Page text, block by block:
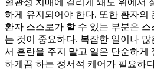
혈관성 치매에 걸리게 돼도 위에서
하게 유지되어야 한다. 또한 환자의
환자 스스로가 할 수 있는 부분은
는 것이 중요하다. 복잡한 일이나
서 혼란을 주지 말고 일은 단순하게
하게끔 하는 정서적 케어가 필요하